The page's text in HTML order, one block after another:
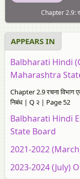
Chapter 2.9:
APPEARS IN
Balbharati Hindi
Maharashtra
Chapter 2.9 रचना विभाग
निबंध | Q २ | Page 52
Balbharati Hindi
State Board
2021-2022
2023-2024 (July)